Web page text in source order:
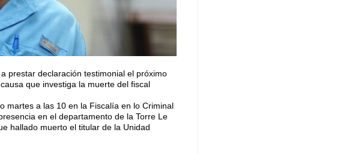
prestar declaración testimonial el próximo
que investiga la muerte del fiscal
martes a las 10 en la Fiscalía en lo Criminal
en el departamento de la Torre Le
hallado muerto el titular de la Unidad